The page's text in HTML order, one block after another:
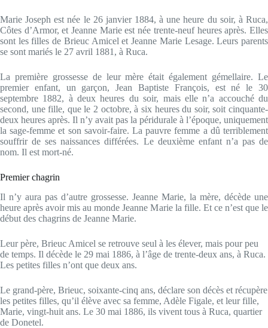
Marie Joseph est née le 26 janvier 1884, à une heure du soir, à Ruca,
Côtes d’Armor, et Jeanne Marie est née trente-neuf heures après. Elles
sont les filles de Brieuc Amicel et Jeanne Marie Lesage. Leurs parents
se sont mariés le 27 avril 1881, à Ruca.
La première grossesse de leur mère était également gémellaire. Le
premier enfant, un garçon, Jean Baptiste François, est né le 30
septembre 1882, à deux heures du soir, mais elle n’a accouché du
second, une fille, que le 2 octobre, à six heures du soir, soit cinquante-
deux heures après. Il n’y avait pas la péridurale à l’époque, uniquement
la sage-femme et son savoir-faire. La pauvre femme a dû terriblement
souffrir de ses naissances différées. Le deuxième enfant n’a pas de
nom. Il est mort-né.
Premier chagrin
Il n’y aura pas d’autre grossesse. Jeanne Marie, la mère, décède une
heure après avoir mis au monde Jeanne Marie la fille. Et ce n’est que le
début des chagrins de Jeanne Marie.
Leur père, Brieuc Amicel se retrouve seul à les élever, mais pour peu
de temps. Il décède le 29 mai 1886, à l’âge de trente-deux ans, à Ruca.
Les petites filles n’ont que deux ans.
Le grand-père, Brieuc, soixante-cinq ans, déclare son décès et récupère
les petites filles, qu’il élève avec sa femme, Adèle Figale, et leur fille,
Marie, vingt-huit ans. Le 30 mai 1886, ils vivent tous à Ruca, quartier
de Donetel.